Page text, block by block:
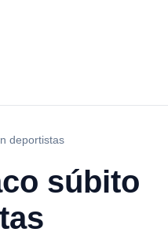
deportistas
súbito